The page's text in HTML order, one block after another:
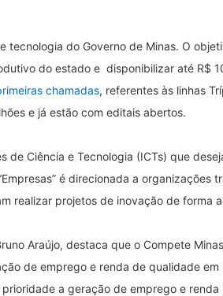
tecnologia do Governo de Minas. O
do estado e disponibilizar até R$
chamadas, referentes às linhas
e já estão com editais abertos.
de Ciência e Tecnologia (ICTs) que
é direcionada a organizações
realizar projetos de inovação de forma
Araújo, destaca que o Compete
de emprego e renda de qualidade em
a geração de emprego e